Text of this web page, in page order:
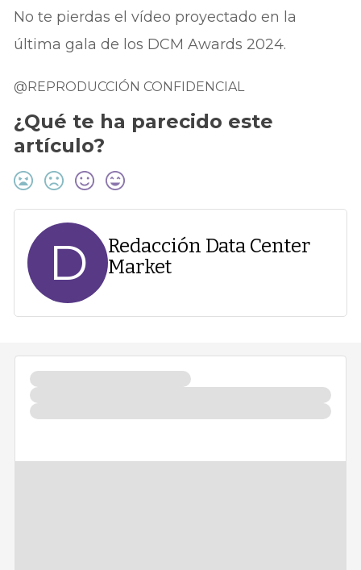
No te pierdas el vídeo proyectado en la
última gala de los DCM Awards 2024.
@REPRODUCCIÓN CONFIDENCIAL
¿Qué te ha parecido este
artículo?
D
Redacción Data Center
Market